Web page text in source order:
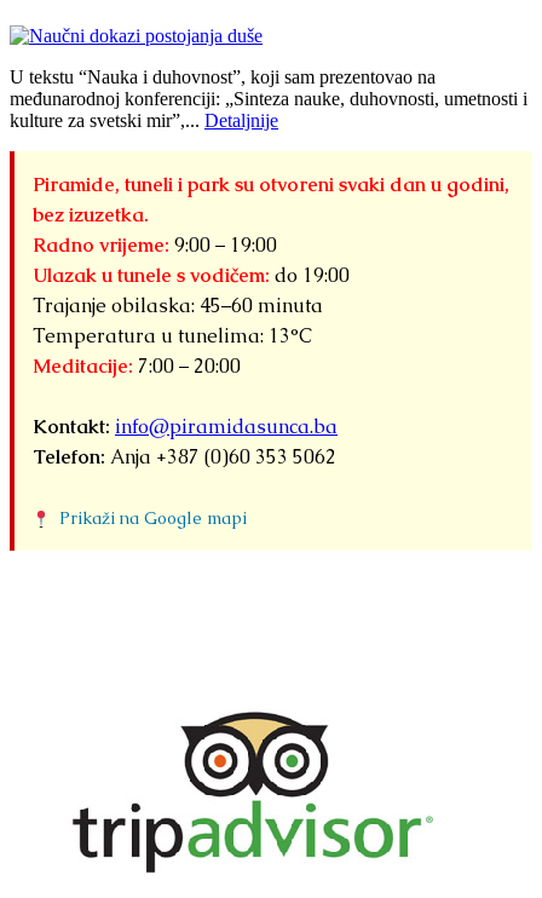
U tekstu “Nauka i duhovnost”, koji sam prezentovao na
međunarodnoj konferenciji: „Sinteza nauke, duhovnosti, umetnosti i
kulture za svetski mir”,... Detaljnije
Piramide, tuneli i park su otvoreni svaki dan u godini,
bez izuzetka.
Radno vrijeme: 9:00 – 19:00
Ulazak u tunele s vodičem: do 19:00
Trajanje obilaska: 45–60 minuta
Temperatura u tunelima: 13°C
Meditacije: 7:00 – 20:00
Kontakt: info@piramidasunca.ba
Telefon: Anja +387 (0)60 353 5062
Prikaži na Google mapi